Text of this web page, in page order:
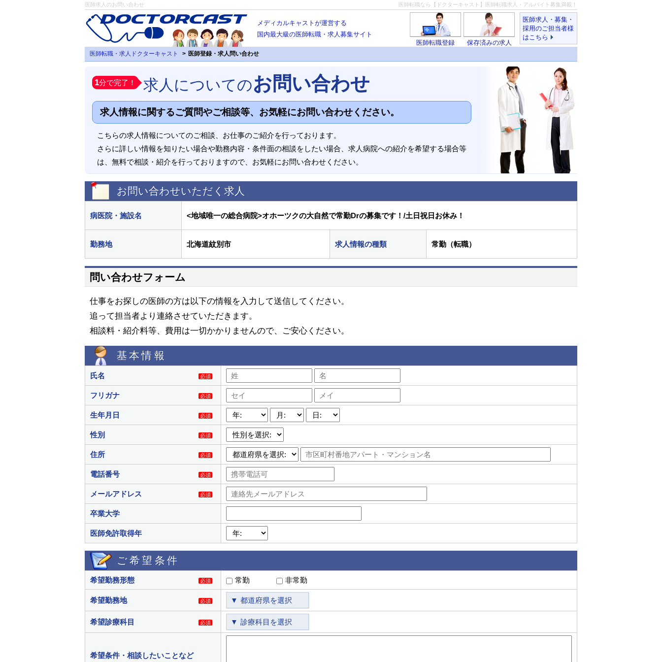
医師求人のお問い合わせ 医師転職なら【ドクターキャスト】医師転職求人・アルバイト募集満載！
メディカルキャストが運営する
国内最大級の医師転職・求人募集サイト
医師求人・募集・
採用のご担当者様
はこちら
保存済みの求人
医師転職登録
医師転職・求人ドクターキャスト 医師登録・求人問い合わせ
1分で完了！ 求人についてのお問い合わせ
求人情報に関するご質問やご相談等、お気軽にお問い合わせください。
こちらの求人情報についてのご相談、お仕事のご紹介を行っております。
さらに詳しい情報を知りたい場合や勤務内容・条件面の相談をしたい場合、求人病院への紹介を希望する場合等
は、無料で相談・紹介を行っておりますので、お気軽にお問い合わせください。
お問い合わせいただく求人
病医院・施設名 <地域唯一の総合病院>オホーツクの大自然で常勤Drの募集です！/土日祝日お休み！
勤務地 北海道紋別市 求人情報の種類 常勤（転職）
問い合わせフォーム
仕事をお探しの医師の方は以下の情報を入力して送信してください。
追って担当者より連絡させていただきます。
相談料・紹介料等、費用は一切かかりませんので、ご安心ください。
基本情報
氏名 必須
フリガナ 必須
生年月日 必須
性別 必須
住所 必須
電話番号 必須
メールアドレス 必須
卒業大学
医師免許取得年
ご希望条件
希望勤務形態 必須 常勤 非常勤
希望勤務地 必須 都道府県を選択
希望診療科目 必須 診療科目を選択
希望条件・相談したいことなど